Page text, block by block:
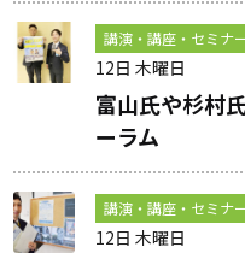
講演・講座・セミナ
12日 木曜日
富山氏や杉村
ーラム
講演・講座・セミナ
12日 木曜日